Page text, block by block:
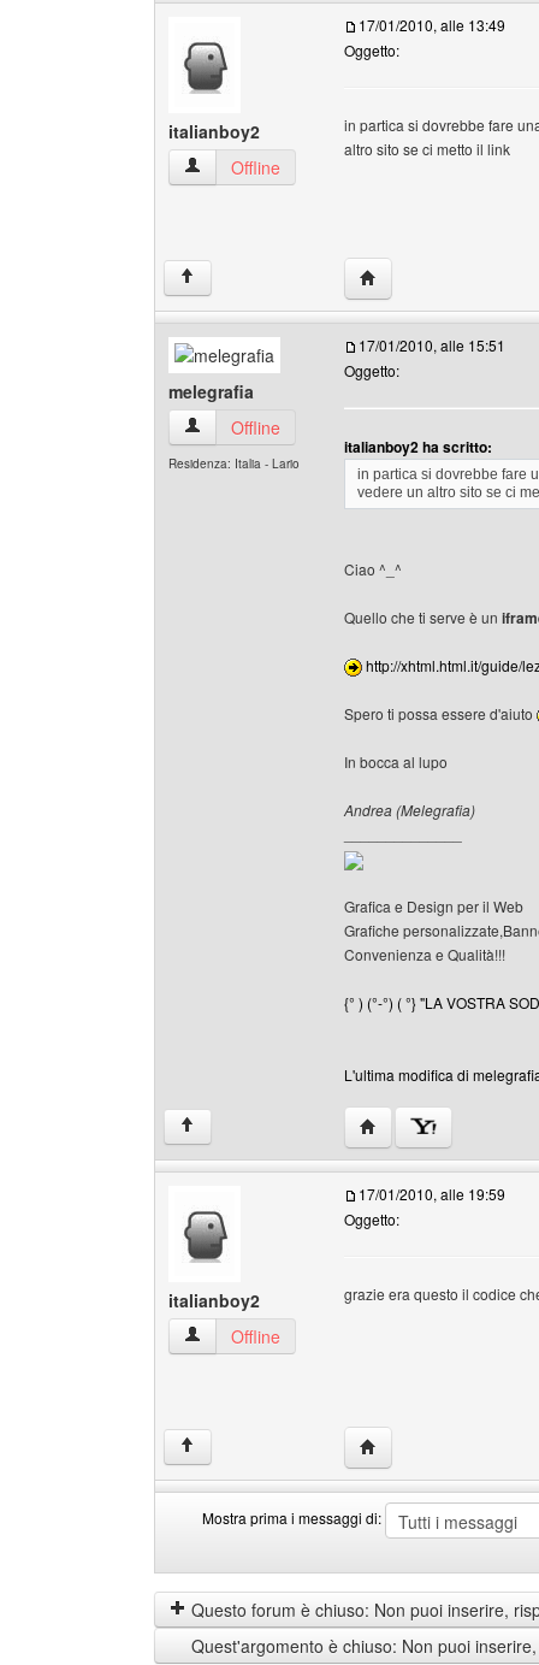
italianboy2
italianboy2 Profilo
Offline
17/01/2010, alle 13:49
Oggetto:
in partica si dovrebbe fare
altro sito se ci metto il link
↑ HomePage: italianboy2
melegrafia
melegrafia Profilo
Offline
Residenza: Italia - Lario
17/01/2010, alle 15:51
Oggetto:
italianboy2 ha scritto:
in partica si dovrebbe fare
vedere un altro sito se ci
Ciao ^_^
Quello che ti serve è un
http://xhtml.html.it/guide/
Spero ti possa essere d'aiuto
In bocca al lupo
Andrea (Melegrafia)
Grafica e Design per il Web
Grafiche
Convenienza e Qualità!!!
{° ) (°-°) ( °} "LA VOSTRA
L'ultima modifica di
↑ HomePage: melegrafia
italianboy2
italianboy2 Profilo
Offline
17/01/2010, alle 19:59
Oggetto:
grazie era questo il codice
↑ HomePage: italianboy2
Mostra prima i messaggi di:
prima
i
messaggi
di
by
Questo forum è chiuso: Non puoi inserire,
Quest'argomento è chiuso: Non puoi